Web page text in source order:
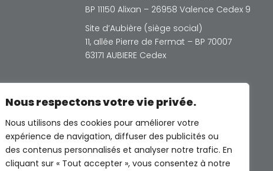
Nous respectons votre vie privée.
Nous utilisons des cookies pour améliorer votre
expérience de navigation, diffuser des publicités ou
des contenus personnalisés et analyser notre trafic. En
cliquant sur « Tout accepter », vous consentez à notre
BP 11150 Alixan – 26958 Valence Cedex 9
Site d’Aubière (siège social)
11, allée Pierre de Fermat – BP 70007
63171 AUBIERE Cedex
© Photos Freepik sauf indications
contraires